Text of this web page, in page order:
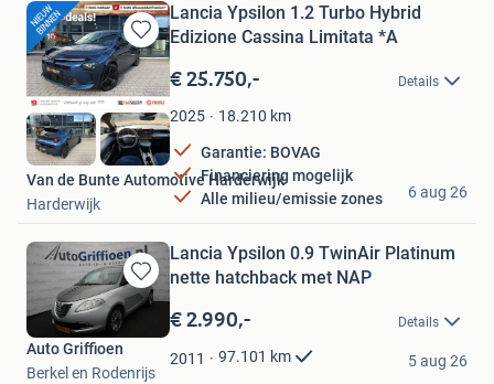
Bewaren
in
Mijn
Favorieten
Lancia Ypsilon 1.2 Turbo Hybrid
Edizione Cassina Limitata *A
€ 25.750,- Details
2025 18.210 km
Garantie: BOVAG
Financiering mogelijk
Alle milieu/emissie zones
Van de Bunte Automotive Harderwijk
Harderwijk
6 aug 26
Bewaren
in
Mijn
Favorieten
Lancia Ypsilon 0.9 TwinAir Platinum
nette hatchback met NAP
€ 2.990,- Details
2011 97.101 km
Auto Griffioen
Berkel en Rodenrijs
5 aug 26